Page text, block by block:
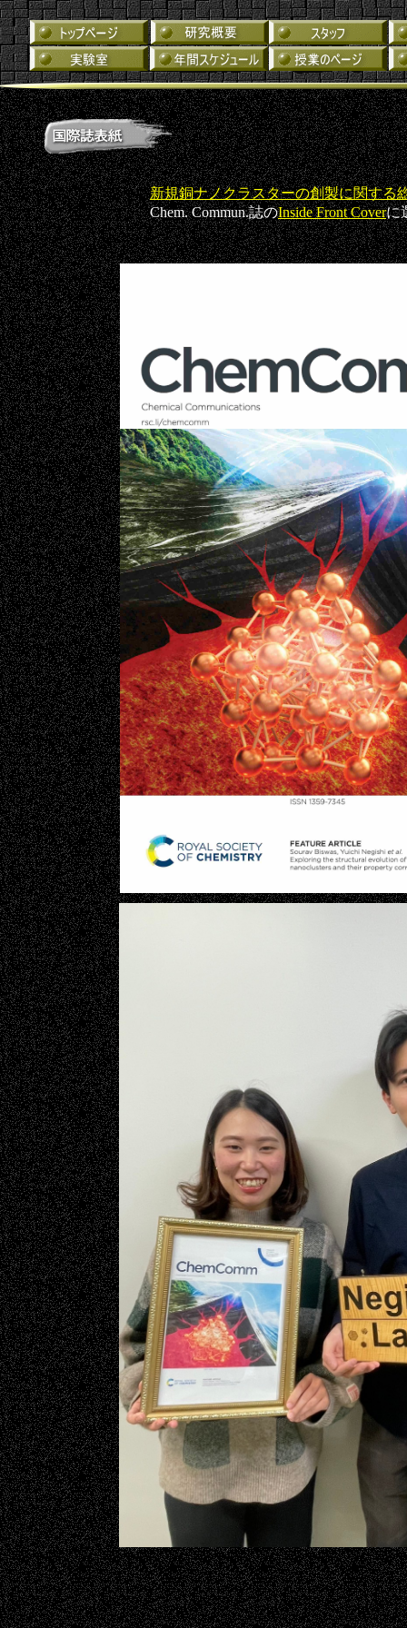
新規銅ナノクラスターの創製に関する
Chem. Commun.誌のInside Front Coverに